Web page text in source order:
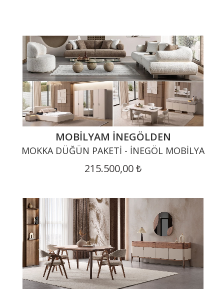
MOBILYAM İNEGÖLDEN
MOKKA DÜĞÜN PAKETI - İNEGÖL MOBILYA
215.500,00 ₺